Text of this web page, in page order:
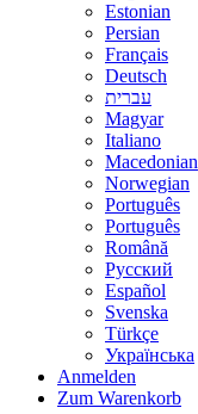
Estonian
Persian
Français
Deutsch
עברית
Magyar
Italiano
Macedonian
Norwegian
Português
Português
Română
Русский
Español
Svenska
Türkçe
Українська
Anmelden
Zum Warenkorb